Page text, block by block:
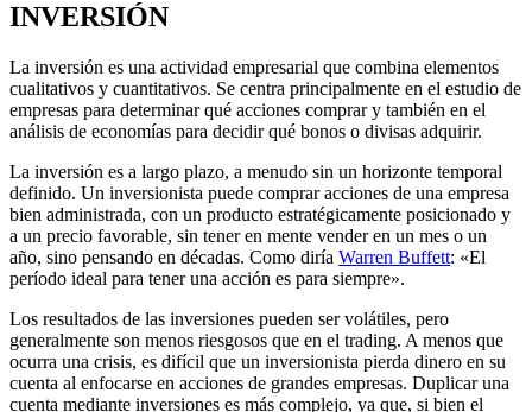
INVERSIÓN
La inversión es una actividad empresarial que combina elementos
cualitativos y cuantitativos. Se centra principalmente en el estudio de
empresas para determinar qué acciones comprar y también en el
análisis de economías para decidir qué bonos o divisas adquirir.
La inversión es a largo plazo, a menudo sin un horizonte temporal
definido. Un inversionista puede comprar acciones de una empresa
bien administrada, con un producto estratégicamente posicionado y
a un precio favorable, sin tener en mente vender en un mes o un
año, sino pensando en décadas. Como diría Warren Buffett: «El
período ideal para tener una acción es para siempre».
Los resultados de las inversiones pueden ser volátiles, pero
generalmente son menos riesgosos que en el trading. A menos que
ocurra una crisis, es difícil que un inversionista pierda dinero en su
cuenta al enfocarse en acciones de grandes empresas. Duplicar una
cuenta mediante inversiones es más complejo, ya que, si bien el